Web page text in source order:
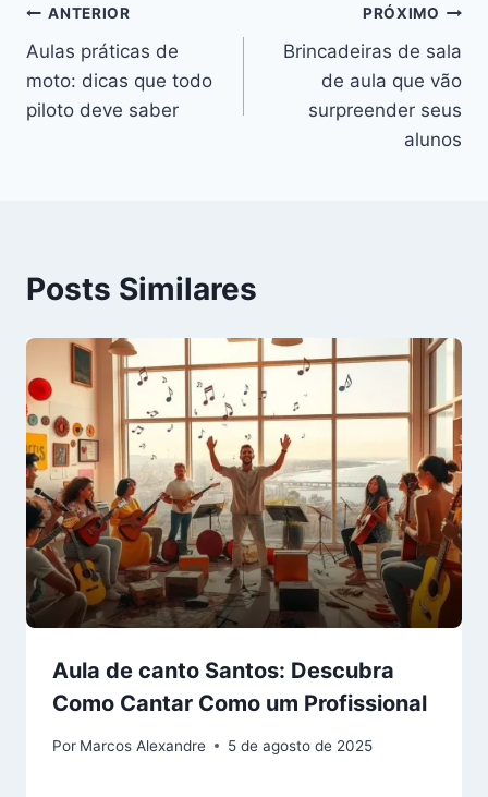
Navegação
de
Post
ANTERIOR
Aulas práticas de
moto: dicas que todo
piloto deve saber
PRÓXIMO
Brincadeiras de sala
de aula que vão
surpreender seus
alunos
Posts Similares
Aula de canto Santos: Descubra
Como Cantar Como um Profissional
Por Marcos Alexandre 5 de agosto de 2025